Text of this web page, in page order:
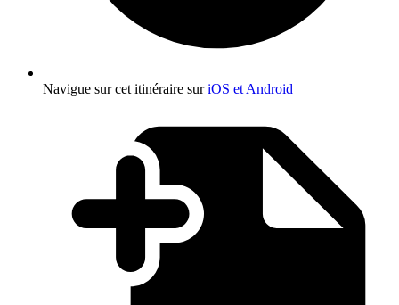
Navigue sur cet itinéraire suriOS et Android